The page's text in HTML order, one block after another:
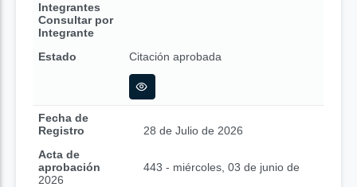
Integrantes
Consultar por
Integrante
Estado
Citación aprobada
Fecha de
Registro
28 de Julio de 2026
Acta de
aprobación
443 - miércoles, 03 de junio de
2026